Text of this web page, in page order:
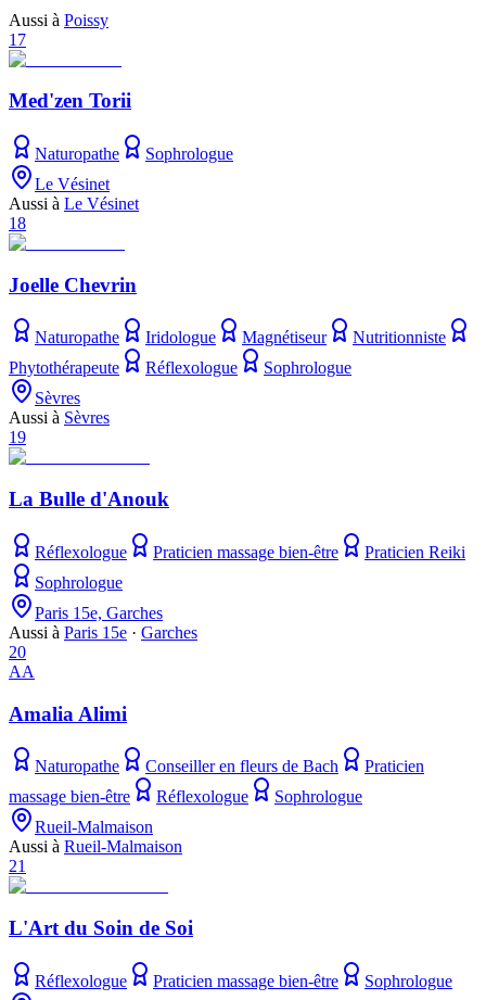
Aussi à Poissy
17
Med'zen Torii
Naturopathe
Sophrologue
Le Vésinet
Aussi à Le Vésinet
18
Joelle Chevrin
Naturopathe Iridologue Magnétiseur
Nutritionniste
Phytothérapeute
Réflexologue
Sophrologue
Sèvres
Aussi à Sèvres
19
La Bulle d'Anouk
Réflexologue Praticien massage bien-être
Praticien Reiki
Sophrologue
Paris 15e, Garches
Aussi à Paris 15e · Garches
20
AA
Amalia Alimi
Naturopathe Conseiller en fleurs de Bach
Praticien
massage bien-être
Réflexologue
Sophrologue
Rueil-Malmaison
Aussi à Rueil-Malmaison
21
L'Art du Soin de Soi
Réflexologue Praticien massage bien-être
Sophrologue